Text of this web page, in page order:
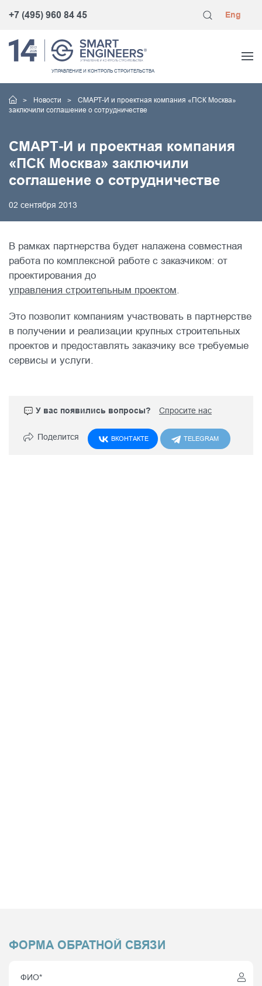
+7 (495) 960 84 45 Eng
УПРАВЛЕНИЕ И КОНТРОЛЬ СТРОИТЕЛЬСТВА
Новости
СМАРТ-И и проектная компания «ПСК Москва»
заключили соглашение о сотрудничестве
СМАРТ-И и проектная компания
«ПСК Москва» заключили
соглашение о сотрудничестве
02 сентября 2013
В рамках партнерства будет налажена совместная
работа по комплексной работе с заказчиком: от
проектирования до
управления строительным проектом
Это позволит компаниям участвовать в партнерстве
в получении и реализации крупных строительных
проектов и предоставлять заказчику все требуемые
сервисы и услуги.
У вас появились вопросы? Спросите нас
Поделится
ФОРМА ОБРАТНОЙ СВЯЗИ